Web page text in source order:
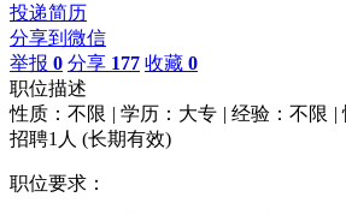
投递简历
分享到微信
举报 0 分享 177 收藏 0
职位描述
性质：不限 | 学历：大专 | 经验：不限 |
招聘1人 (长期有效)
职位要求：